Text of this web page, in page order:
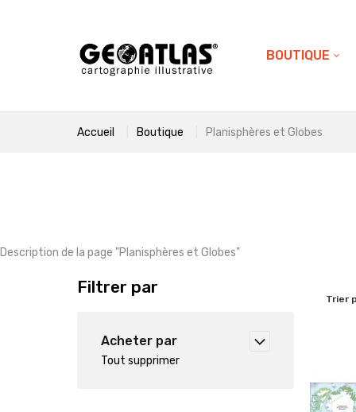
BOUTIQUE
Accueil Boutique Planisphères et Globes
Description de la page "Planisphères et Globes"
Trier
Filtrer par
Acheter par
Tout supprimer